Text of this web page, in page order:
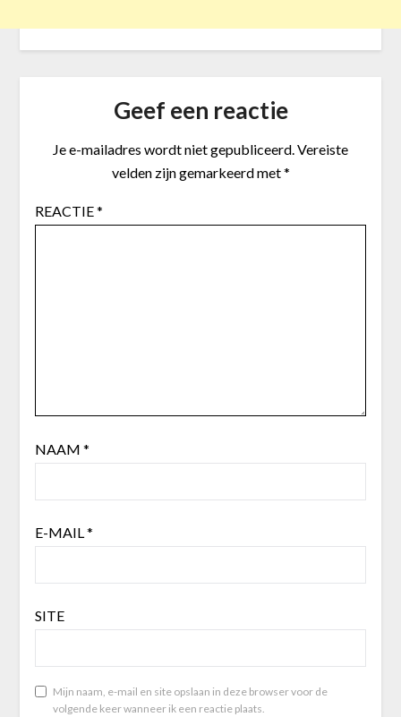
Geef een reactie
Je e-mailadres wordt niet gepubliceerd.Vereiste
velden zijn gemarkeerd met*
REACTIE*
NAAM *
E-MAIL*
SITE
Mijn naam, e-mail en site opslaan in deze browser voor de
volgende keer wanneer ik een reactie plaats.